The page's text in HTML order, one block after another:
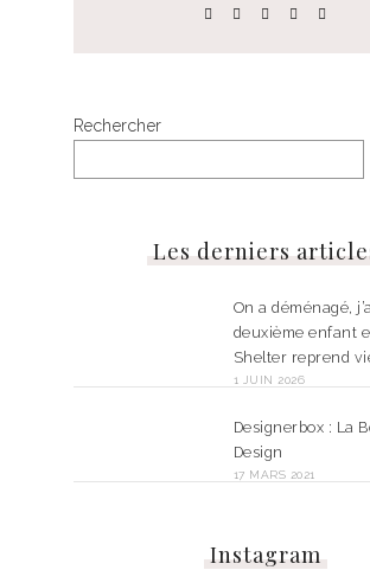
Rechercher
Les derniers
On a déménagé,
deuxième enfant
Shelter reprend
1 JUIN 2026
Designerbox : La
Design
17 MARS 2021
Instagram